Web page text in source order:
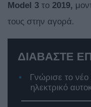
Model 3 το 2019,
τους στην αγορά.
ΔΙΑΒΑΣΤΕ
Γνώρισε το
ηλεκτρικό